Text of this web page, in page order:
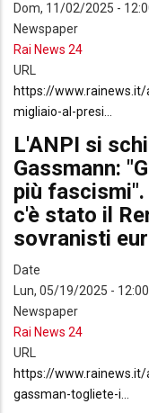
Dom, 11/02/2025 -
Newspaper
Rai News 24
URL
https://
migliaio-al-presi…
L'ANPI si
Gassmann:
più
c'è stato il
sovranisti
Date
Lun, 05/19/2025 - 12:00
Newspaper
Rai News 24
URL
https://
gassman-togliete-i…